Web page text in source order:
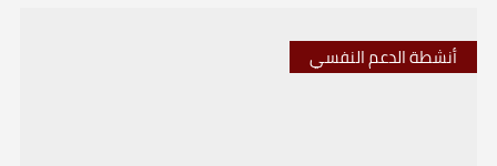
أنشطة الدعم النفسي